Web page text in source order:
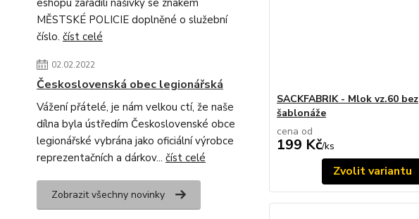
MĚSTSKÉ POLICIE doplněné o služební
číslo. číst celé
02.02.2022
Československá obec legionářská
Vážení přátelé, je nám velkou ctí, že naše
dílna byla ústředím Československé obce
legionářské vybrána jako oficiální výrobce
reprezentačních a dárkov... číst celé
Zobrazit všechny novinky
SACKFABRIK - Mlok vz.60 bez
šablonáže
cena od
199 Kč/ks
Zvolit variantu